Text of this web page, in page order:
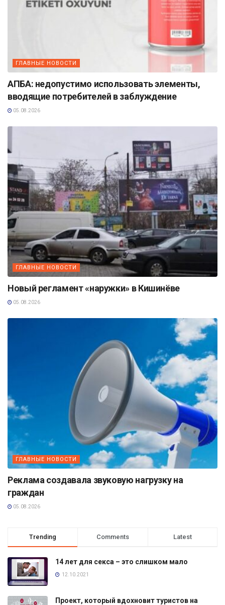
ГЛАВНЫЕ НОВОСТИ
АПБА: недопустимо использовать элементы,
вводящие потребителей в заблуждение
05.08.2026
ГЛАВНЫЕ НОВОСТИ
Новый регламент «наружки» в Кишинёве
05.08.2026
ГЛАВНЫЕ НОВОСТИ
Реклама создавала звуковую нагрузку на
граждан
05.08.2026
Trending Comments Latest
14 лет для секса – это слишком мало
12.10.2021
Проект, который вдохновит туристов на